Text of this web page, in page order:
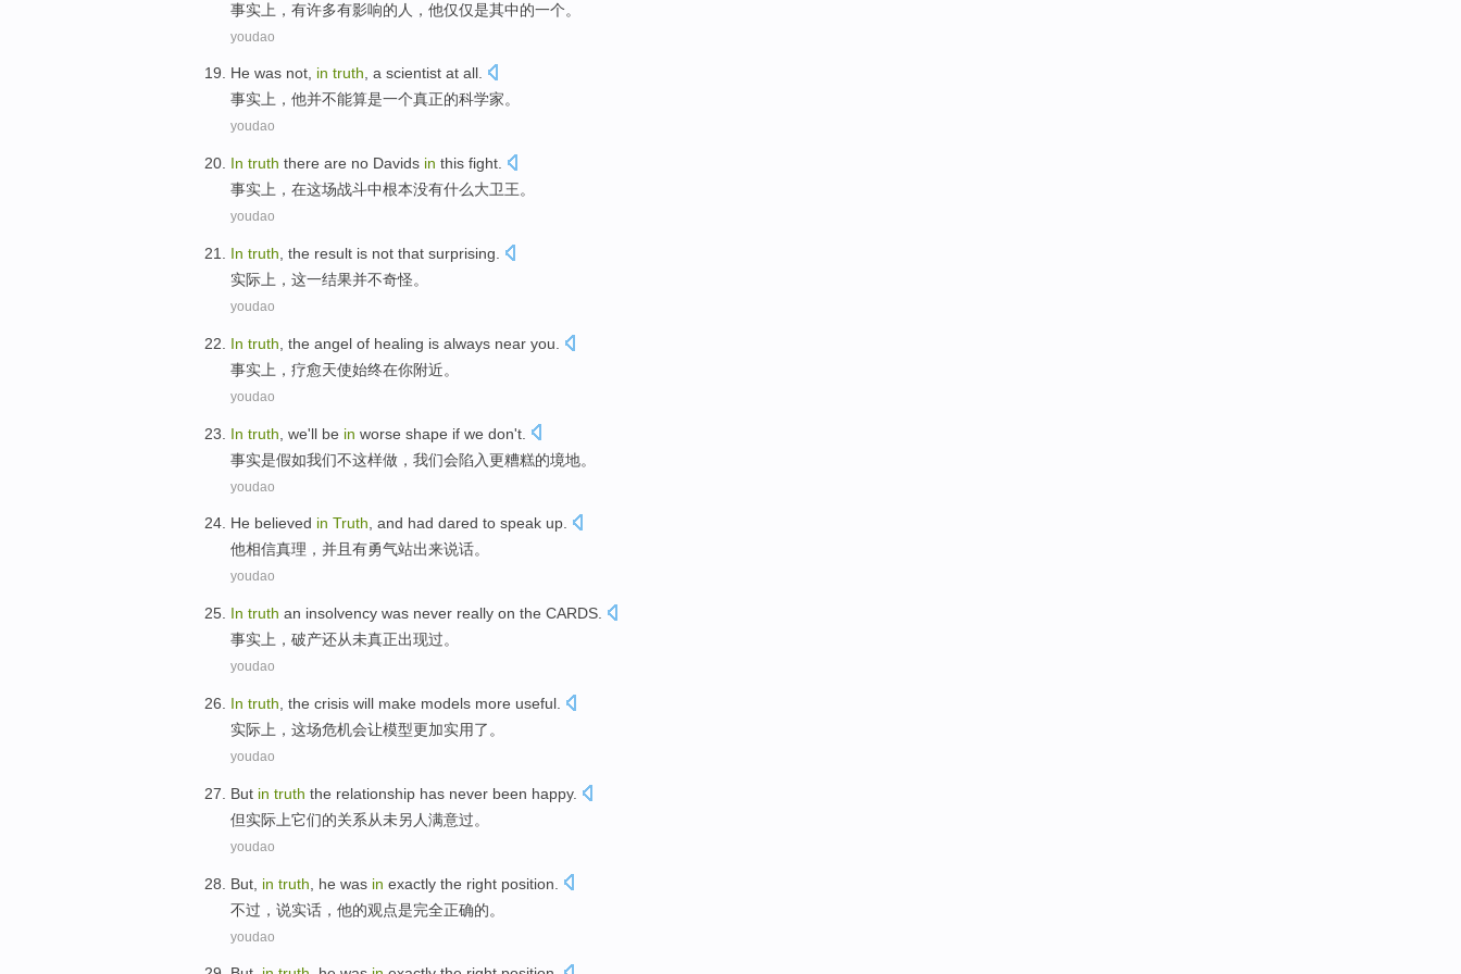
事实上 ，有许多有影响的 人， 他仅仅是其中的一个。
youdao
He was not, in truth, a scientist at all.
事实上 ， 他并不能算是一个真正的科学家。
youdao
In truth there are no Davids in this fight
事实上 ，在这场战斗中根本没有什么大卫王。
youdao
In truth the result is not that surprising
实际上 ， 这一结果并不奇怪。
youdao
In truth , the angel of healing is always near you
事实上 ， 疗愈天使始终在你附近。
youdao
In truth we'll be in worse shape if we don't
事实是假如我们不这样做，我们会陷入更糟糕的境地。
youdao
He believed in Truth, and had dared to speak up.
他相信真理 ， 并且 有勇气站出来说话。
youdao
In truth an insolvency was never really on the CARDS.
事实上 ， 破产还从未真正出现过。
youdao
In truth the crisis will make models more useful
实际上 ， 这场危机会让模型更加实用了。
youdao
But in truth the relationship has never been happy.
但实际上它们的关系从未另人满意过。
youdao
But in truth he was in exactly the right position
不过 ， 说实话 ， 他的观点是完全正确的。
youdao